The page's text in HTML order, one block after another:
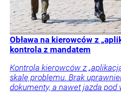
Obława na kierowców z
kontrola z mandatem
Kontrola kierowców z
skalę problemu. Brak
dokumenty, a nawet jazda pod